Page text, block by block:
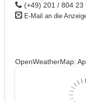
(+49) 201 / 804 23
E-Mail an die
OpenWeatherMap: